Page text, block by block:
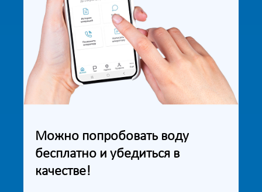
Можно попробовать воду
бесплатно и убедиться в
качестве!